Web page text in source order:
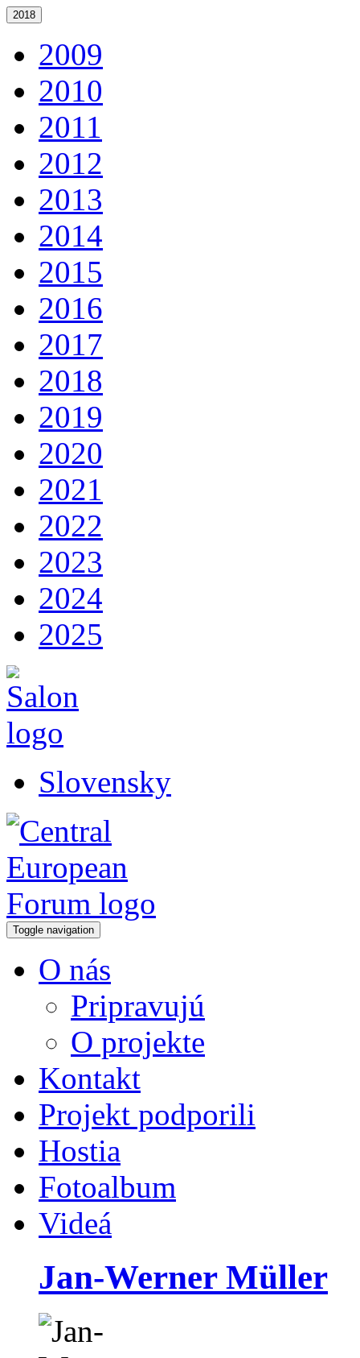
2018
2009
2010
2011
2012
2013
2014
2015
2016
2017
2018
2019
2020
2021
2022
2023
2024
2025
Slovensky
Toggle navigation
O nás
Pripravujú
O projekte
Kontakt
Projekt podporili
Hostia
Fotoalbum
Videá
Jan-Werner Müller